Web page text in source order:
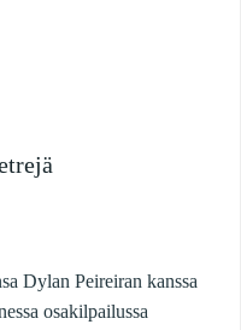
Dylan Peireiran kanssa
osakilpailussa